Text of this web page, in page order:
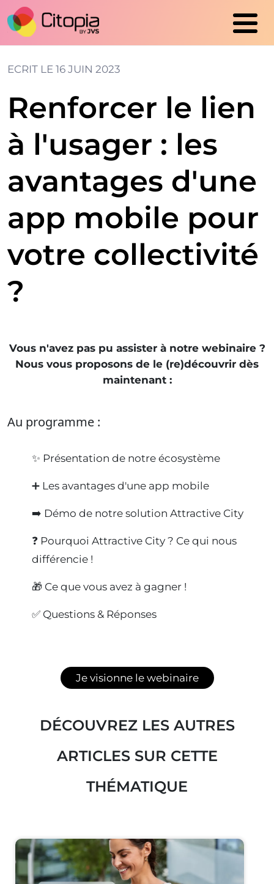
ECRIT LE 16 JUIN 2023
Renforcer le lien
à l'usager : les
avantages d'une
app mobile pour
votre collectivité
?
Vous n'avez pas pu assister à notre webinaire ?
Nous vous proposons de le (re)découvrir dès
maintenant :
Au programme :
✨ Présentation de notre écosystème
➕ Les avantages d'une app mobile
➡️ Démo de notre solution Attractive City
❓ Pourquoi Attractive City ? Ce qui nous
différencie !
🎁 Ce que vous avez à gagner !
✅ Questions & Réponses
Je visionne le webinaire
DÉCOUVREZ LES AUTRES
ARTICLES SUR CETTE
THÉMATIQUE
Cookies management panel